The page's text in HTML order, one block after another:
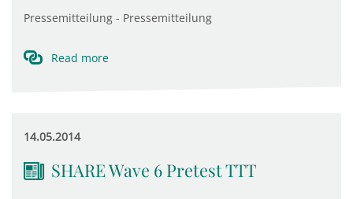
Pressemitteilung - Pressemitteilung
Read more
14.05.2014
SHARE Wave 6 Pretest TTT